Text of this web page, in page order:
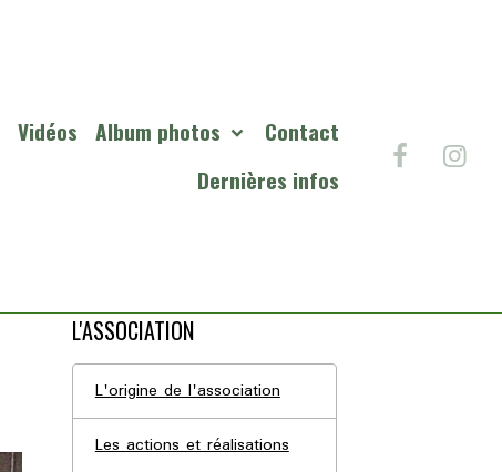
Vidéos Album photos
Contact
Dernières infos
L'ASSOCIATION
L'origine de l'association
Les actions et réalisations